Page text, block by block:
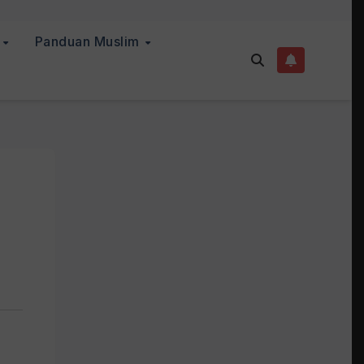
Panduan Muslim